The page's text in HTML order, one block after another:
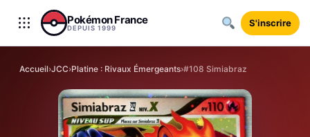
Aller au contenu
Pokémon France
DEPUIS 1999 S'inscrire
Accueil›JCC›Platine : Rivaux Émergeants›#108 Simiabraz